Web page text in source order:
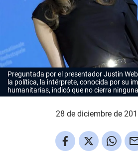
Preguntada por el presentador Justin
la política, la intérprete, conocida por su
humanitarias, indicó que no cierra
28 de diciembre de